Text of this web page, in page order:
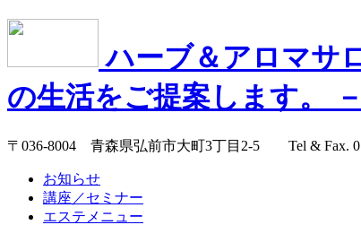
ハーブ＆アロマサ
の生活をご提案します。
〒036-8004 青森県弘前市大町3丁目2-5 Tel & Fax.
お知らせ
講座／セミナー
エステメニュー